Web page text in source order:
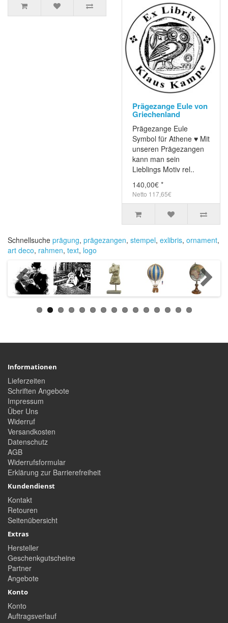
Prägezange Eule von
Griechenland
Prägezange Eule
Symbol für Athene ♥ Mit
unseren Prägezangen
kann man sein
Lieblings Motiv rel..
140,00€ *
Netto 117,65€
Schnellsuche prägung, prägezangen, stempel, exlibris, ornament,
art deco, rahmen, text, logo
Informationen
Lieferzeiten
Schriften Angebote
Impressum
Über Uns
Widerruf
Versandkosten
Datenschutz
AGB
Widerrufsformular
Erklärung zur Barrierefreiheit
Kundendienst
Kontakt
Retouren
Seitenübersicht
Extras
Hersteller
Geschenkgutscheine
Partner
Angebote
Konto
Konto
Auftragsverlauf